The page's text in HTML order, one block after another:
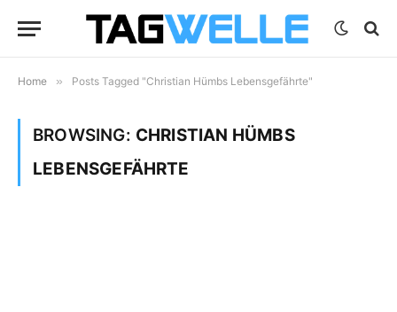
Home » Posts Tagged "Christian Hümbs Lebensgefährte"
BROWSING: CHRISTIAN HÜMBS
LEBENSGEFÄHRTE